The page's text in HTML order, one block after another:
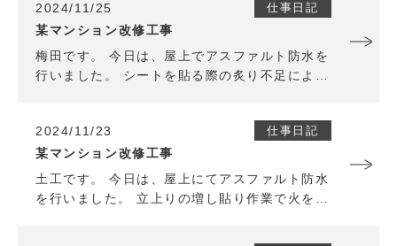
2024/11/25
仕事日記
某マンション改修工事
梅田です。 今日は、屋上でアスファルト防水を
行いました。 シートを貼る際の炙り不足による
2024/11/23
仕事日記
某マンション改修工事
土工です。 今日は、屋上にてアスファルト防水
を行いました。 立上りの増し貼り作業で火を扱